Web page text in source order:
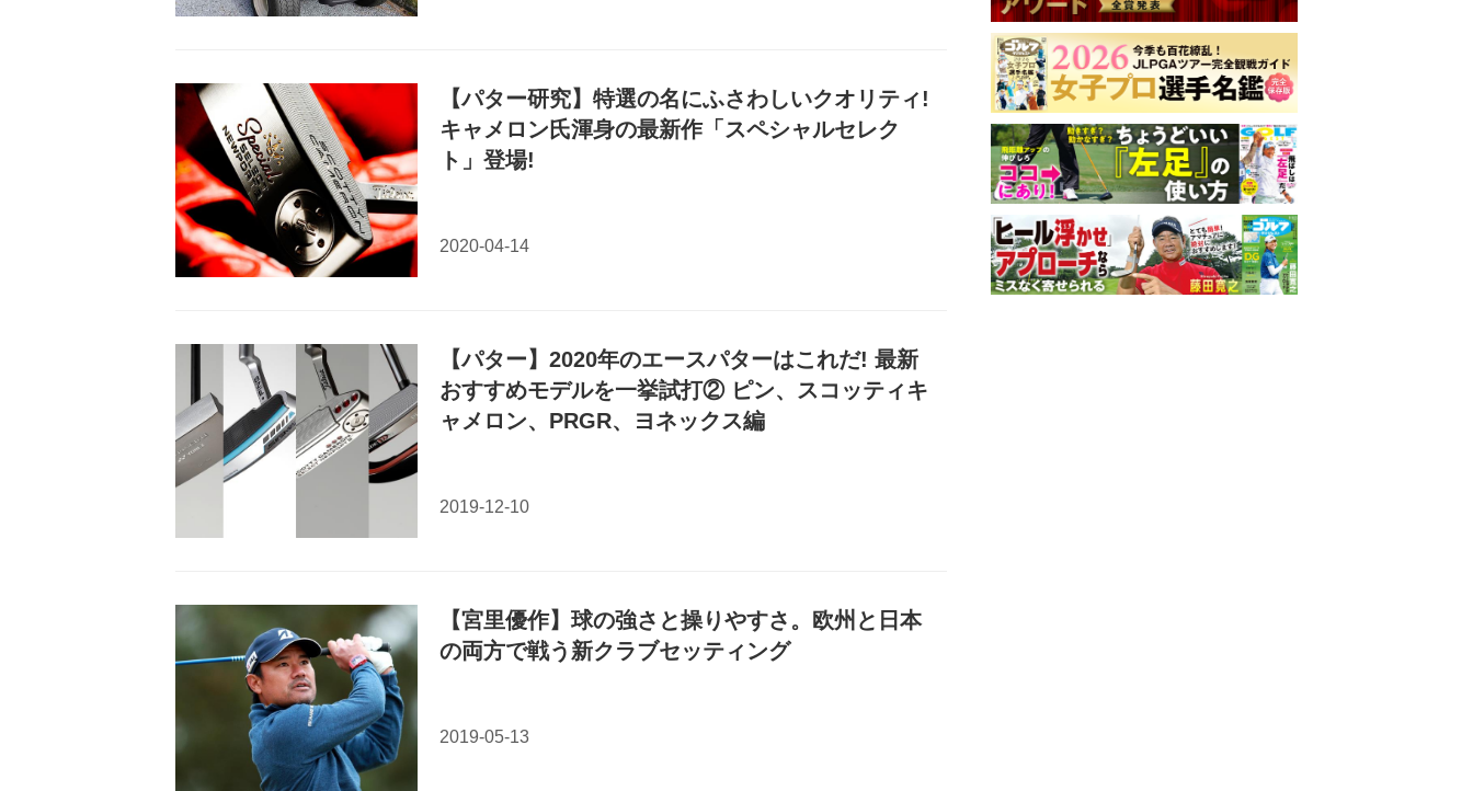
【パター研究】特選の名にふさわしいクオリティ!
キャメロン氏渾身の最新作「スペシャルセレク
ト」登場!
【パター】2020年のエースパターはこれだ! 最新
おすすめモデルを一挙試打② ピン、スコッティキ
ャメロン、PRGR、ヨネックス編
【宮里優作】球の強さと操りやすさ。欧州と日本
の両方で戦う新クラブセッティング